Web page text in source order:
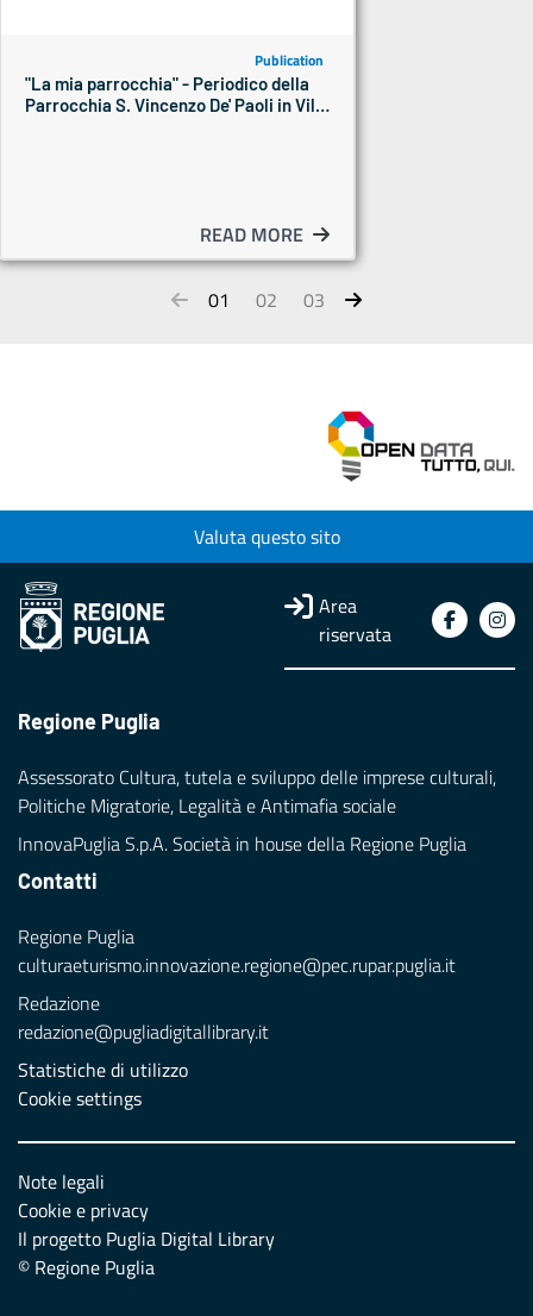
Publication
"La mia parrocchia" - Periodico della
Parrocchia S. Vincenzo De' Paoli in Villa
READ MORE
01 02 03
Valuta questo sito
Area
riservata
Regione Puglia
Assessorato Cultura, tutela e sviluppo delle imprese culturali,
Politiche Migratorie, Legalità e Antimafia sociale
InnovaPuglia S.p.A. Società in house della Regione Puglia
Contatti
Regione Puglia
culturaeturismo.innovazione.regione@pec.rupar.puglia.it
Redazione
redazione@pugliadigitallibrary.it
Statistiche di utilizzo
Cookie settings
Note legali
Cookie e privacy
Il progetto Puglia Digital Library
© Regione Puglia